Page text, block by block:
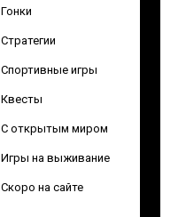
Гонки
Стратегии
Спортивные игры
Квесты
С открытым миром
Игры на выживание
Скоро на сайте